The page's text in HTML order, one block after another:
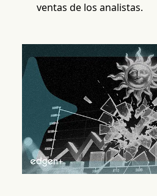
ventas de los analistas.